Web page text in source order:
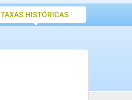
TAXAS HISTÓRICAS